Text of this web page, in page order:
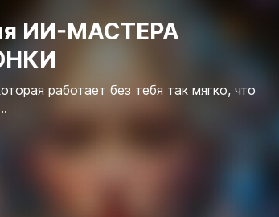
ИИ-МАСТЕРА
работает без тебя так мягко, что